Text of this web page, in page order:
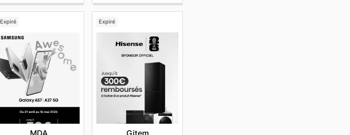
Expiré
MDA
Expiré
Gitem